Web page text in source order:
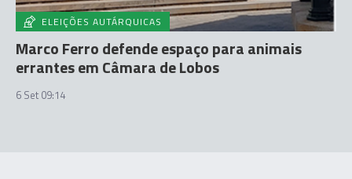
ELEIÇÕES AUTÁRQUICAS
Marco Ferro defende espaço para animais
errantes em Câmara de Lobos
6 Set 09:14